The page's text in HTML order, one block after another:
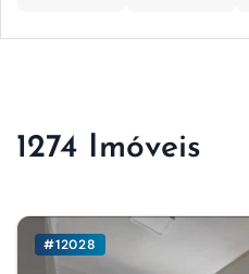
1274 Imóveis
#12028